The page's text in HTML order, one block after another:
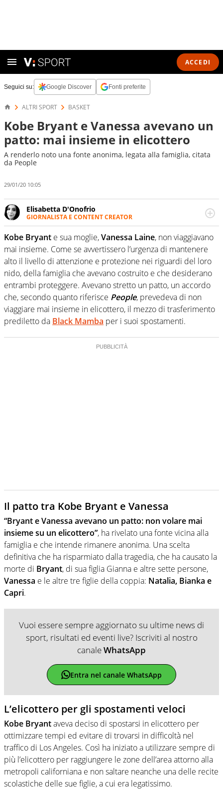
ACCEDI
Seguici su: Google Discover Fonti preferite
ALTRI SPORT BASKET
Kobe Bryant e Vanessa avevano un
patto: mai insieme in elicottero
A renderlo noto una fonte anonima, legata alla famiglia, citata
da People
29/01/20 10:05
Elisabetta D'Onofrio
GIORNALISTA E CONTENT CREATOR
Giornalista professionista dal 2007, scrive per curiosità
personale e necessità: soprattutto di calcio, di sport e dei
suoi protagonisti, concedendosi innocenti evasioni
nell'ambito della creazione di format. Un tempo ala
destra, oggi si sente a suo agio nel ruolo di libero. Cura
una classifica riservata dei migliori 5 calciatori di sempre.
Kobe Bryant e sua moglie,Vanessa Laine, non viaggiavano
mai insieme. Come se avvertissero l’urgenza di mantenere
alto il livello di attenzione e protezione nei riguardi del loro
nido, della famiglia che avevano costruito e che desiderano
entrambi proteggere. Avevano stretto un patto, un accordo
che, secondo quanto riferisce People, prevedeva di non
viaggiare mai insieme in elicottero, il mezzo di trasferimento
prediletto da Black Mamba per i suoi spostamenti.
Il patto tra Kobe Bryant e Vanessa
“Bryant e Vanessa avevano un patto: non volare mai
insieme su un elicottero”, ha rivelato una fonte vicina alla
famiglia e che intende rimanere anonima. Una scelta
definitiva che ha risparmiato dalla tragedia, che ha causato la
morte di Bryant, di sua figlia Gianna e altre sette persone,
Vanessa e le altre tre figlie della coppia: Natalia, Bianka e
Capri.
Vuoi essere sempre aggiornato su ultime news di
sport, risultati ed eventi live? Iscriviti al nostro
canaleWhatsApp
Entra nel canale WhatsApp
L’elicottero per gli spostamenti veloci
Kobe Bryantaveva deciso di spostarsi in elicottero per
ottimizzare tempi ed evitare di trovarsi in difficoltà nel
traffico di Los Angeles. Così ha iniziato a utilizzare sempre di
più l’elicottero per raggiungere le zone dell’area attorno alla
metropoli californiana e non saltare neanche una delle recite
scolastiche delle sue figlie, a cui era legatissimo.